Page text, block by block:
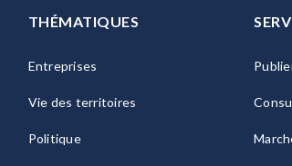
THÉMATIQUES
Entreprises
Vie des territoires
Politique